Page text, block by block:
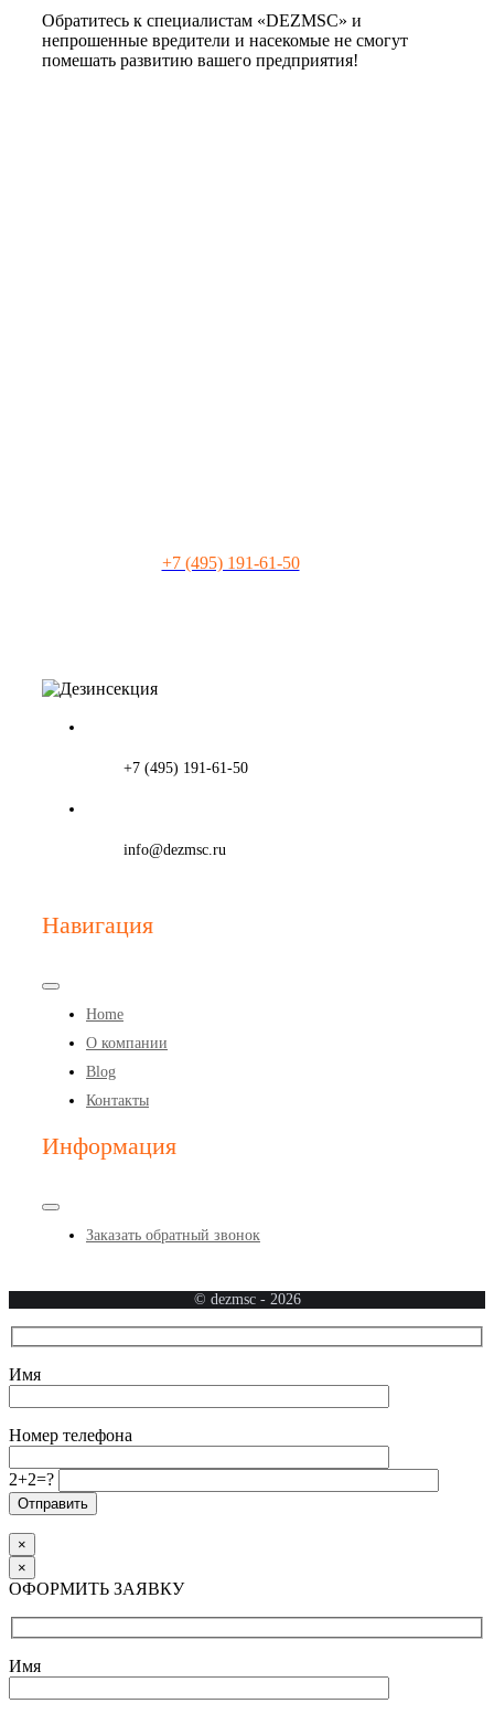
Обратитесь к специалистам «DEZMSC» и
непрошенные вредители и насекомые не смогут
помешать развитию вашего предприятия!
+7 (495) 191-61-50
+7 (495) 191-61-50
info@dezmsc.ru
Навигация
Toggle
Navigation
Home
О компании
Blog
Контакты
Информация
Toggle
NavigationЗаказать обратный звонок
© dezmsc - 2026
Имя
Номер телефона
2+2=?
×
×
ОФОРМИТЬ ЗАЯВКУ
Имя